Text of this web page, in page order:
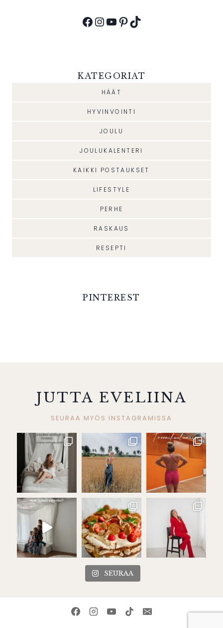
Facebook
Instagram
YouTube
Pinterest
TikTok
KATEGORIAT
HÄÄT
HYVINVOINTI
JOULU
JOULUKALENTERI
KAIKKI POSTAUKSET
LIFESTYLE
PERHE
RASKAUS
RESEPTI
PINTEREST
JUTTA EVELIINA
SEURAA MYÖS INSTAGRAMISSA
SEURAA